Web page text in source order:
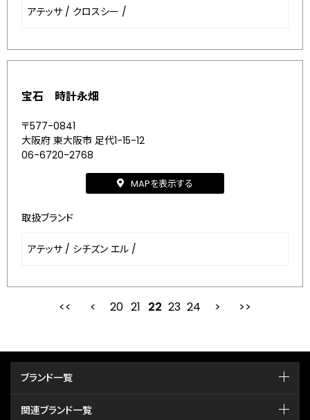
アテッサ / クロスシー /
宝石 時計永畑
〒577-0841
大阪府 東大阪市 足代1-15-12
06-6720-2768
MAPを表示する
取扱ブランド
アテッサ / シチズン エル /
最初 前
20 21 22 23 24
ブランド一覧
関連ブランド一覧